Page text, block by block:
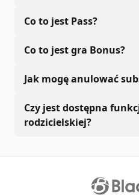
Co to jest Pass?
Co to jest gra Bonus?
Jak mogę anulować
Czy jest dostępna
rodzicielskiej?